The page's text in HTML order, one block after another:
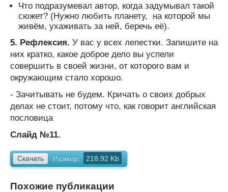
Что подразумевал автор, когда задумывал такой
сюжет? (Нужно любить планету, на которой мы
живём, ухаживать за ней, беречь её).
5. Рефлексия. У вас у всех лепестки. Запишите на
них кратко, какое доброе дело вы успели
совершить в своей жизни, от которого вам и
окружающим стало хорошо.
- Зачитывать не будем. Кричать о своих добрых
делах не стоит, потому что, как говорит английская
пословица
Слайд №11.
Скачать Размер: 218.92 Kb
Похожие публикации